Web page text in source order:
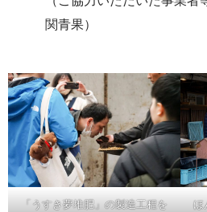
関青果）
「うすき夢堆肥」の製造工程を
ほ